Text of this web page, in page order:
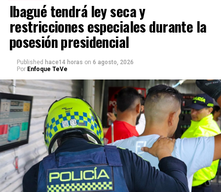
Ibagué tendrá ley seca y
restricciones especiales durante la
posesión presidencial
Published hace14 horas on 6 agosto, 2026
Por Enfoque TeVe